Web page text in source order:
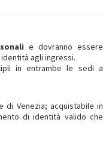
e dovranno essere
agli ingressi.
in entrambe le sedi a
di Venezia; acquistabile in
di identità valido che